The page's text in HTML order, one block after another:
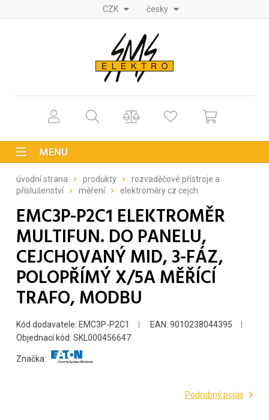
CZK česky
MENU
úvodní strana produkty
rozvaděčové přístroje a
příslušenství
měření elektroměry cz cejch
EMC3P-P2C1 ELEKTROMĚR
MULTIFUN. DO PANELU,
CEJCHOVANÝ MID, 3-FÁZ,
POLOPŘÍMÝ X/5A MĚŘÍCÍ
TRAFO, MODBU
Kód dodavatele: EMC3P-P2C1
EAN: 9010238044395
Objednací kód: SKL000456647
Značka:
Podrobný popis